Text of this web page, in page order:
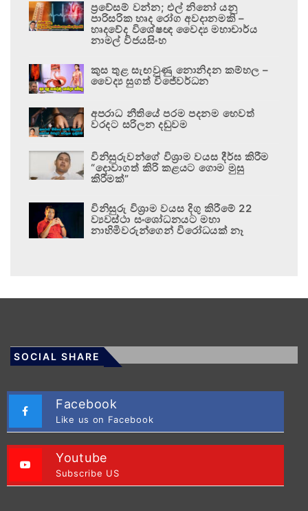
ප්‍රවේසම් වන්න; එල් නිනෝ යනු
පාරිසරික හෘද රෝග අවදානමකි –
හෘදවේද විශේෂඥ වෛද්‍ය මහාචාර්ය
නාමල් විජයසිංහ
කුස තුළ සැඟවුණු නොනිදන කම්හල –
වෛද්‍ය සුගත් විජේවර්ධන
අපරාධ නීතියේ පරම පදනම හෙවත්
වරදට සරිලන දඬුවම
විනිසුරුවන්ගේ විශ්‍රාම වයස දීර්ඝ කිරීම
“දොවාගත් කිරි කළයට ගොම මුසු
කිරීමක්”
විනිසුරු විශ්‍රාම වයස දිගු කිරීමේ 22
ව්‍යවස්ථා සංශෝධනයට මහා
නාහිමිවරුන්ගෙන් විරෝධයක් නෑ
SOCIAL SHARE
Facebook
Like us on Facebook
Youtube
Subscribe US